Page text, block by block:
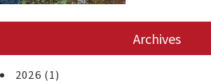
Archives
2026 (1)